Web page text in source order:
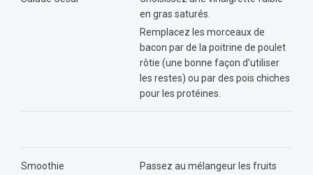
en gras saturés.
Remplacez les morceaux de
bacon par de la poitrine de poulet
rôtie (une bonne façon d’utiliser
les restes) ou par des pois chiches
pour les protéines.
Smoothie
Passez au mélangeur les fruits